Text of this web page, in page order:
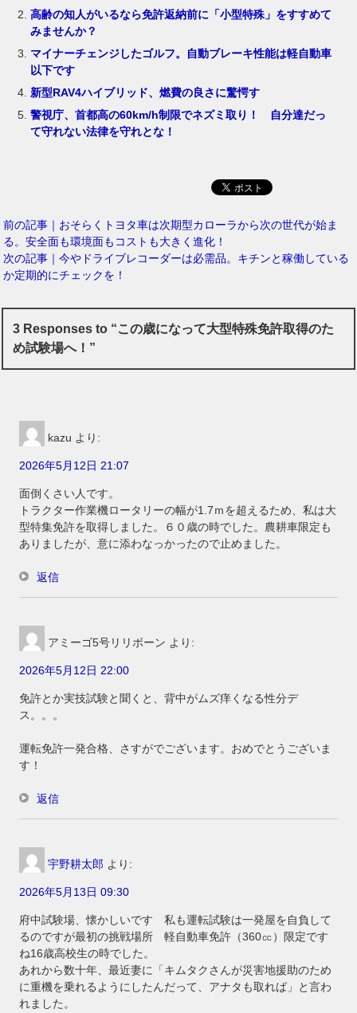
高齢の知人がいるなら免許返納前に「小型特殊」をすすめて
みませんか？
マイナーチェンジしたゴルフ。自動ブレーキ性能は軽自動車
以下です
新型RAV4ハイブリッド、燃費の良さに驚愕す
警視庁、首都高の60km/h制限でネズミ取り！ 自分達だっ
て守れない法律を守れとな！
前の記事｜おそらくトヨタ車は次期型カローラから次の世代が始ま
る。安全面も環境面もコストも大きく進化！
次の記事｜今やドライブレコーダーは必需品。キチンと稼働している
か定期的にチェックを！
3 Responses to “この歳になって大型特殊免許取得のた
め試験場へ！”
kazu より:
2026年5月12日 21:07
面倒くさい人です。
トラクター作業機ロータリーの幅が1.7ｍを超えるため、私は大
型特集免許を取得しました。６０歳の時でした。農耕車限定も
ありましたが、意に添わなっかったので止めました。
返信
アミーゴ5号リリボーン より:
2026年5月12日 22:00
免許とか実技試験と聞くと、背中がムズ痒くなる性分デ
ス。。。
運転免許一発合格、さすがでございます。おめでとうございま
す！
返信
宇野耕太郎 より:
2026年5月13日 09:30
府中試験場、懐かしいです 私も運転試験は一発屋を自負して
るのですが最初の挑戦場所 軽自動車免許（360㏄）限定です
ね16歳高校生の時でした。
あれから数十年、最近妻に「キムタクさんが災害地援助のため
に重機を乗れるようにしたんだって、アナタも取れば」と言わ
れました。